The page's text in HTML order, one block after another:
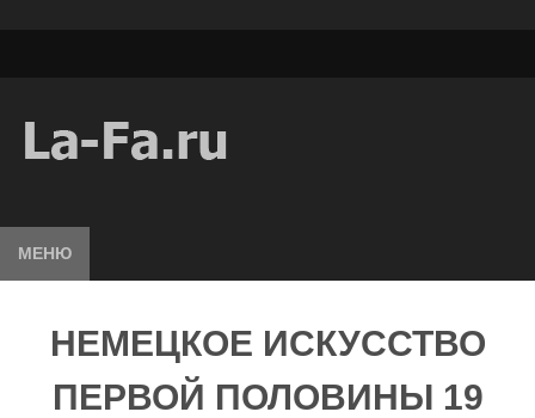
МЕНЮ
НЕМЕЦКОЕ ИСКУССТВО
ПЕРВОЙ ПОЛОВИНЫ 19